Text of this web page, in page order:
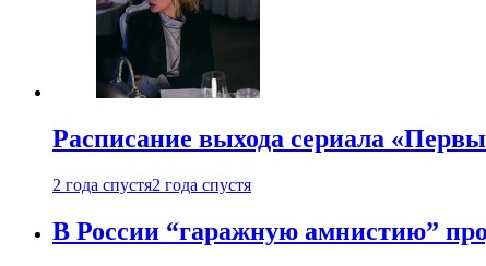
Расписание выхода сериала
2 года спустя2 года спустя
В России “гаражную амнистию”